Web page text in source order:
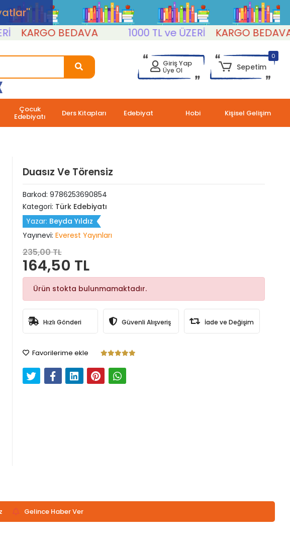
BEDAVA 1000 TL ve ÜZERİ KARGO BEDAVA
Giriş Yap
Üye Ol
0
Sepetim
Çocuk
Edebiyatı Ders Kitapları Edebiyat Hobi Kişisel Gelişim
Duasız Ve Törensiz
Barkod: 9786253690854
Kategori: Türk Edebiyatı
Yazar: Beyda Yıldız
Yayınevi: Everest Yayınları
235,00 TL
164,50 TL
Ürün stokta bulunmamaktadır.
Hızlı Gönderi Güvenli Alışveriş İade ve Değişim
Favorilerime ekle
Gelince Haber Ver